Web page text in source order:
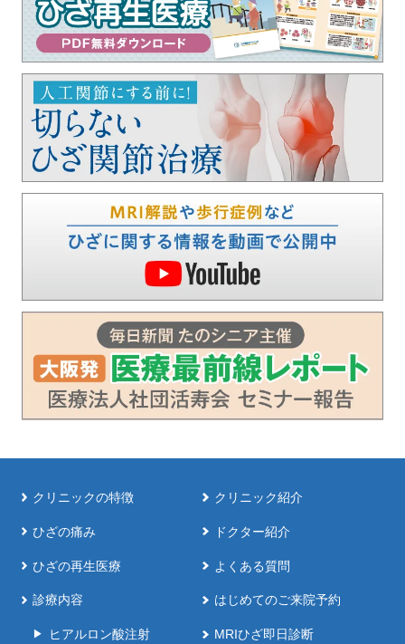
クリニックの特徴
ひざの痛み
ひざの再生医療
診療内容
ヒアルロン酸注射
クリニック紹介
ドクター紹介
よくある質問
はじめてのご来院予約
MRIひざ即日診断